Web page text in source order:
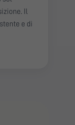
Il
e di